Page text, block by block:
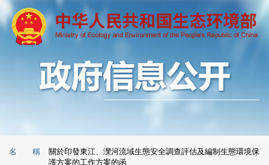
名 稱
關於印發東江、灤河流域生態安全調查評估及編制生態環境保
護方案的工作方案的函